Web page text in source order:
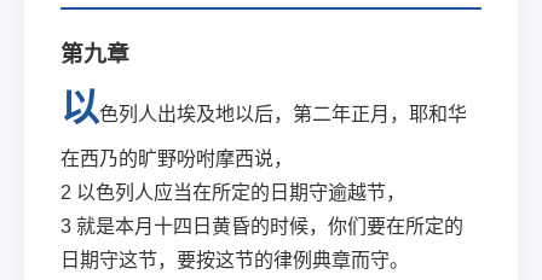
第九章
以色列人出埃及地以后，第二年正月，耶和华
在西乃的旷野吩咐摩西说，
2 以色列人应当在所定的日期守逾越节，
3 就是本月十四日黄昏的时候，你们要在所定的
日期守这节，要按这节的律例典章而守。